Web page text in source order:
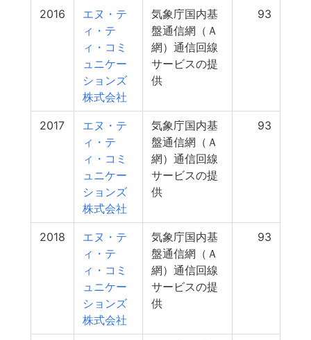
2016
エヌ・テ
ィ・テ
ィ・コミ
ュニケー
ションズ
株式会社
気象庁国内基
盤通信網（Ａ
網）通信回線
サービスの提
供
93
2017
エヌ・テ
ィ・テ
ィ・コミ
ュニケー
ションズ
株式会社
気象庁国内基
盤通信網（Ａ
網）通信回線
サービスの提
供
93
2018
エヌ・テ
ィ・テ
ィ・コミ
ュニケー
ションズ
株式会社
気象庁国内基
盤通信網（Ａ
網）通信回線
サービスの提
供
93